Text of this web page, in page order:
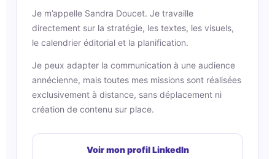
Je m’appelle Sandra Doucet. Je travaille
directement sur la stratégie, les textes, les visuels,
le calendrier éditorial et la planification.
Je peux adapter la communication à une audience
annécienne, mais toutes mes missions sont réalisées
exclusivement à distance, sans déplacement ni
création de contenu sur place.
Voir mon profil LinkedIn